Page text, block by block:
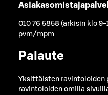
010 76 5858 (arkisin klo 9-
pvm/mpm
Palaute
Yksittäisten ravintoloiden
ravintoloiden omilla